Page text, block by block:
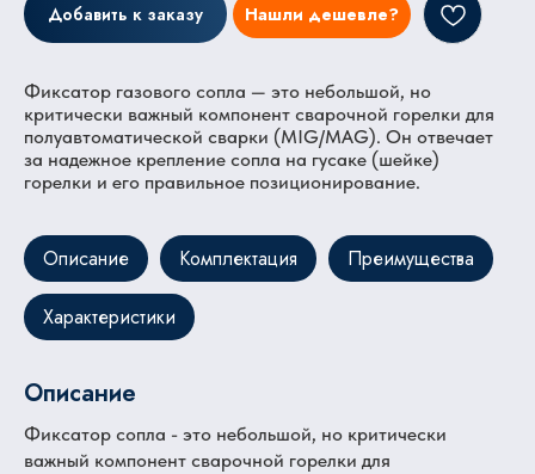
Добавить к заказу Нашли дешевле?
Фиксатор газового сопла — это небольшой, но
критически важный компонент сварочной горелки для
полуавтоматической сварки (MIG/MAG). Он отвечает
за надежное крепление сопла на гусаке (шейке)
горелки и его правильное позиционирование.
Описание Комплектация Преимущества
Характеристики
Описание
Фиксатор сопла - это небольшой, но критически
важный компонент сварочной горелки для